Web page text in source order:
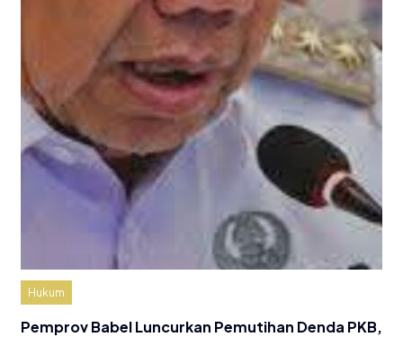
Hukum
Pemprov Babel Luncurkan Pemutihan Denda PKB,